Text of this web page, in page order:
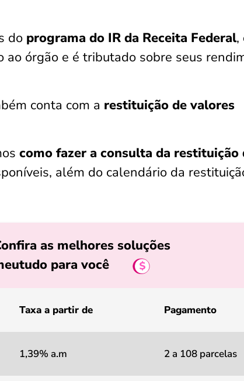
do programa do IR da Receita Federal,
órgão e é tributado sobre seus
conta com a restituição de valores
como fazer a consulta da restituição
além do calendário da
as melhores soluções
para você
Taxa a partir de Pagamento
1,39% a.m 2 a 108 parcelas